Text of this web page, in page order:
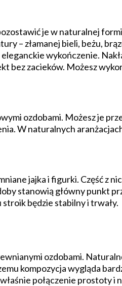
je w naturalnej
– złamanej bieli, beżu,
wykończenie.
bez zacieków. Możesz
ozdobami. Możesz je
W naturalnych
jajka i figurki. Część z
stanowią główny punkt
będzie stabilny i trwały.
ozdobami.
kompozycja wygląda
połączenie prostoty